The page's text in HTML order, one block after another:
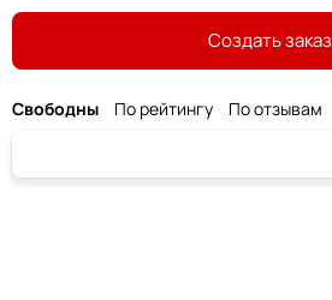
Создать заказ
Свободны По рейтингу По отзывам